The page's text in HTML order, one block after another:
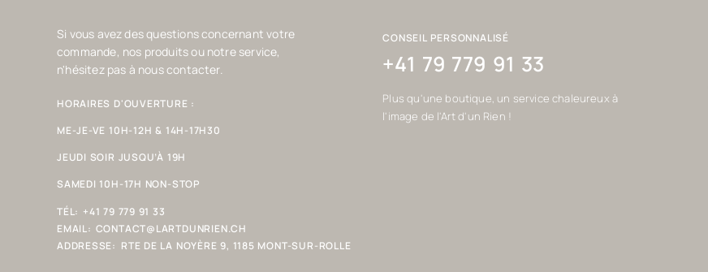
Si vous avez des questions concernant votre
commande, nos produits ou notre service,
n'hésitez pas à nous contacter.
HORAIRES D'OUVERTURE :
ME-JE-VE 10H-12H & 14H-17H30
JEUDI SOIR JUSQU’À 19H
SAMEDI 10H-17H NON-STOP
TÉL: +41 79 779 91 33
EMAIL: CONTACT@LARTDUNRIEN.CH
ADDRESSE: RTE DE LA NOYÈRE 9, 1185 MONT-SUR-ROLLE
CONSEIL PERSONNALISÉ
+41 79 779 91 33
Plus qu'une boutique, un service chaleureux à
l'image de l'Art d'un Rien !